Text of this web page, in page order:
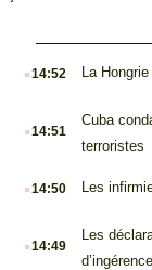
.14:52 La
.14:51
Cuba
terroristes
.14:50 Les
.14:49
Les